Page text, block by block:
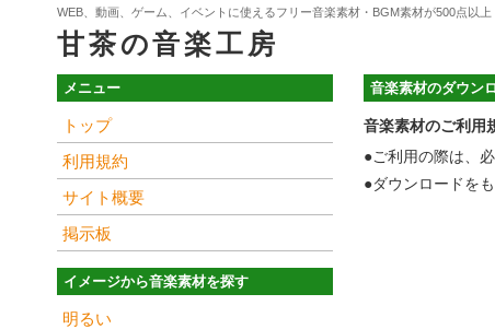
WEB、動画、ゲーム、イベントに使えるフリー音楽素材・BGM素材が500点以
甘茶の音楽工房
メニュー
トップ
利用規約
サイト概要
掲示板
イメージから音楽素材を探す
明るい
音楽素材のダウン
音楽素材のご利用
●ご利用の際は、
●ダウンロードを